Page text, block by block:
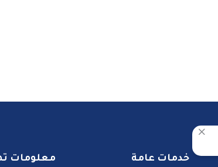
خدمات عامة معلومات